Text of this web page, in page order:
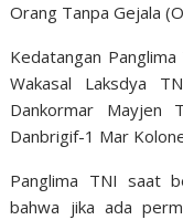
Orang Tanpa Gejala
Kedatangan
Wakasal Laksdya
Dankormar Mayjen
Danbrigif-1 Mar
Panglima TNI saat
bahwa jika ada